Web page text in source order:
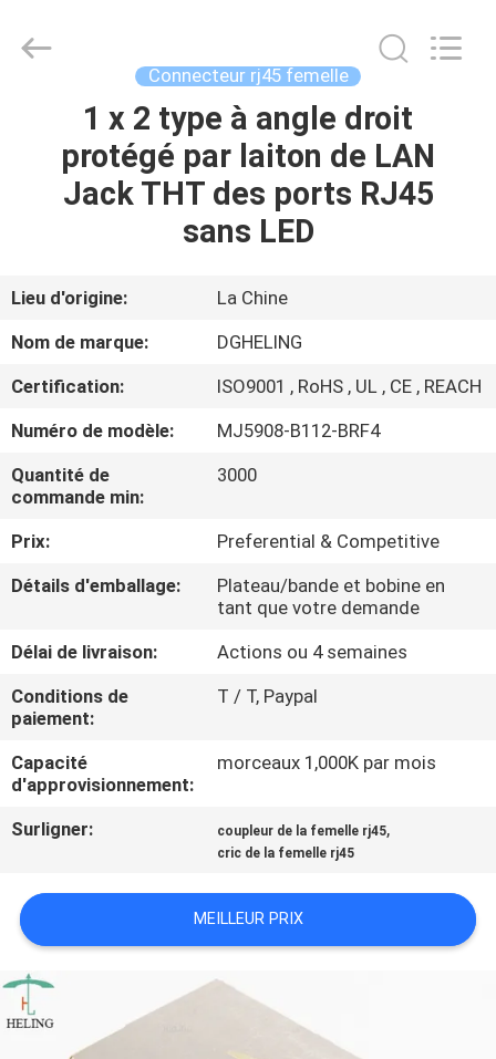
MAISON
PRODUITS
SUJET
DE
NOUS
VISITE
D'USINE
CONTRÔLE
DE
CONTACTEZ-
NOUS
DEMANDEZ
UNE
PLAN
DU
SITE
Ltd..
Connecteur rj45 femelle
1 x 2 type à angle droit
protégé par laiton de LAN
Jack THT des ports RJ45
sans LED
Lieu d'origine:
La Chine
Nom de marque:
DGHELING
Certification:
ISO9001 , RoHS , UL , CE , REACH
Numéro de modèle:
MJ5908-B112-BRF4
Quantité de
commande min:
3000
Prix:
Preferential & Competitive
Détails d'emballage:
Plateau/bande et bobine en
tant que votre demande
Délai de livraison:
Actions ou 4 semaines
Conditions de
paiement:
T / T, Paypal
Capacité
d'approvisionnement:
morceaux 1,000K par mois
Surligner: coupleur de la femelle rj45,
cric de la femelle rj45
MEILLEUR PRIX